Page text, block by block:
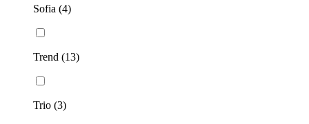
Sofia (4)
Trend (13)
Trio (3)